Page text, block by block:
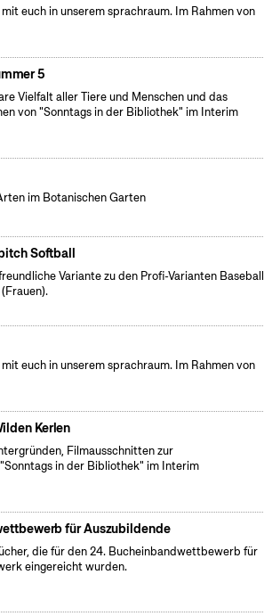
euch in unserem sprachraum. Im Rahmen von
5
Vielfalt aller Tiere und Menschen und das
von "Sonntags in der Bibliothek" im Interim
im Botanischen Garten
Softball
Variante zu den Profi-Varianten Baseball
euch in unserem sprachraum. Im Rahmen von
Kerlen
Filmausschnitten zur
in der Bibliothek" im Interim
für Auszubildende
die für den 24. Bucheinbandwettbewerb für
eingereicht wurden.